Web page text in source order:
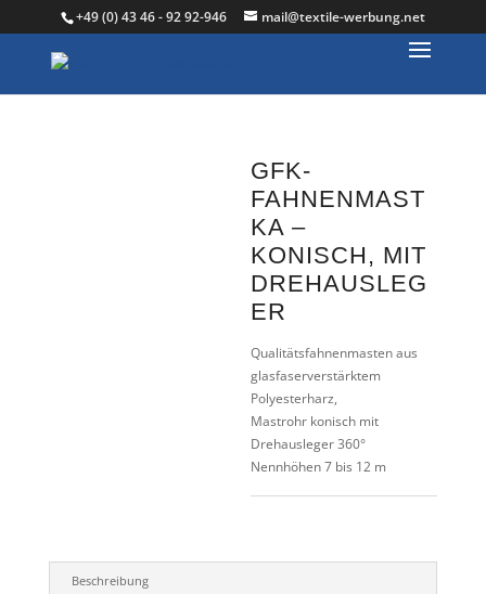
+49 (0) 43 46 - 92 92-946 mail@textile-werbung.net
GFK-
FAHNENMAST
KA –
KONISCH, MIT
DREHAUSLEG
ER
Qualitätsfahnenmasten aus
glasfaserverstärktem
Polyesterharz,
Mastrohr konisch mit
Drehausleger 360°
Nennhöhen 7 bis 12 m
Beschreibung